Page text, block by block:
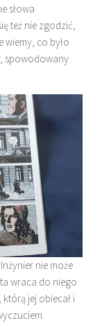
słowa
też nie zgodzić,
wiemy, co było
spowodowany
nie może
wraca do niego
jej obiecał i